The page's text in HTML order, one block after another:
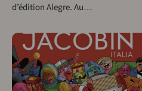
d’édition Alegre. Au…